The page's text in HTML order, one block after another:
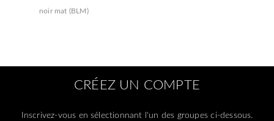
noir mat (BLM)
CRÉEZ UN COMPTE
Inscrivez-vous en sélectionnant l'un des groupes ci-dessous.